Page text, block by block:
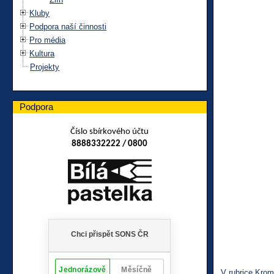
Kluby
Podpora naší činnosti
Pro média
Kultura
Projekty
Podpora
Číslo sbírkového účtu
8888332222 / 0800